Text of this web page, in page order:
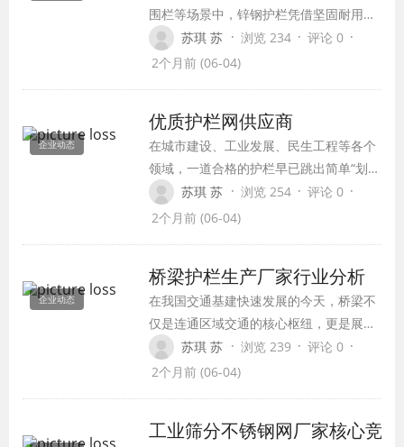
网能满足多场景的使用需求，也成为众多
工业生产环节不可或缺的核心耗材。
围栏等场景中，锌钢护栏凭借坚固耐用、
美观易维护的优势，已经成为各类工程批
量采购的热门选择。对于房地产开发商、
注的核心问题——不同厂家、不同规格的
报价差异极大，从每米几十元到上百元不
等，摸清价格的影响因素，才能在控制预
算的同时选到合格的产品，避免陷入“低价
陷阱”。
苏琪 苏 · 浏览 234 · 评论 0 ·
2个月前 (06-04)
企业动态
优质护栏网供应商
在城市建设、工业发展、民生工程等各个
领域，一道合格的护栏早已跳出简单“划界
限”的功能，它是安全的防线，是空间的骨
架，更是影响整体工程品质与长期运维成
护栏到光伏电站的圈地围挡，护栏网的质
量直接关系到项目安全与后续使用体验
苏琪 苏 · 浏览 254 · 评论 0 ·
2个月前 (06-04)
企业动态
桥梁护栏生产厂家行业分析
在我国交通基建快速发展的今天，桥梁不
仅是连通区域交通的核心枢纽，更是展示
工程品质与城市风貌的重要窗口。而桥梁
护栏作为兼具安全防护与景观装饰功能的
的桥梁护栏生产厂家，是所有桥梁建设项
苏琪 苏 · 浏览 239 · 评论 0 ·
2个月前 (06-04)
工业筛分不锈钢网厂家核心竞争